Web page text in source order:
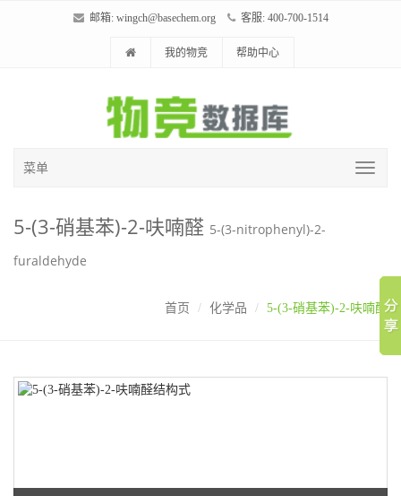
邮箱: wingch@basechem.org 客服: 400-700-1514
我的物竞 帮助中心
菜单
5-(3-硝基苯)-2-呋喃醛 5-(3-nitrophenyl)-2-
furaldehyde
首页 化学品 5-(3-硝基苯)-2-呋喃醛